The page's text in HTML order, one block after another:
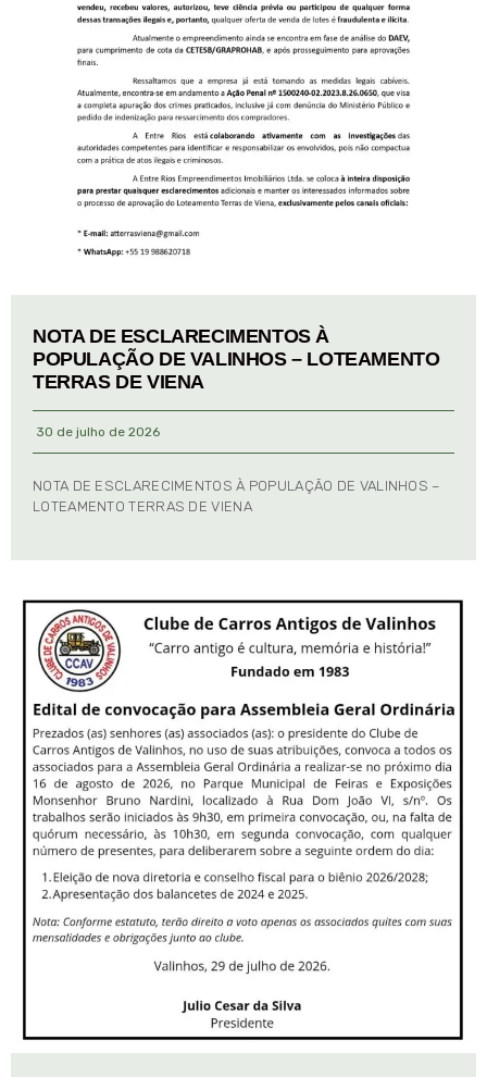
NOTA DE ESCLARECIMENTOS À
POPULAÇÃO DE VALINHOS – LOTEAMENTO
TERRAS DE VIENA
30 de julho de 2026
NOTA DE ESCLARECIMENTOS À POPULAÇÃO DE VALINHOS –
LOTEAMENTO TERRAS DE VIENA